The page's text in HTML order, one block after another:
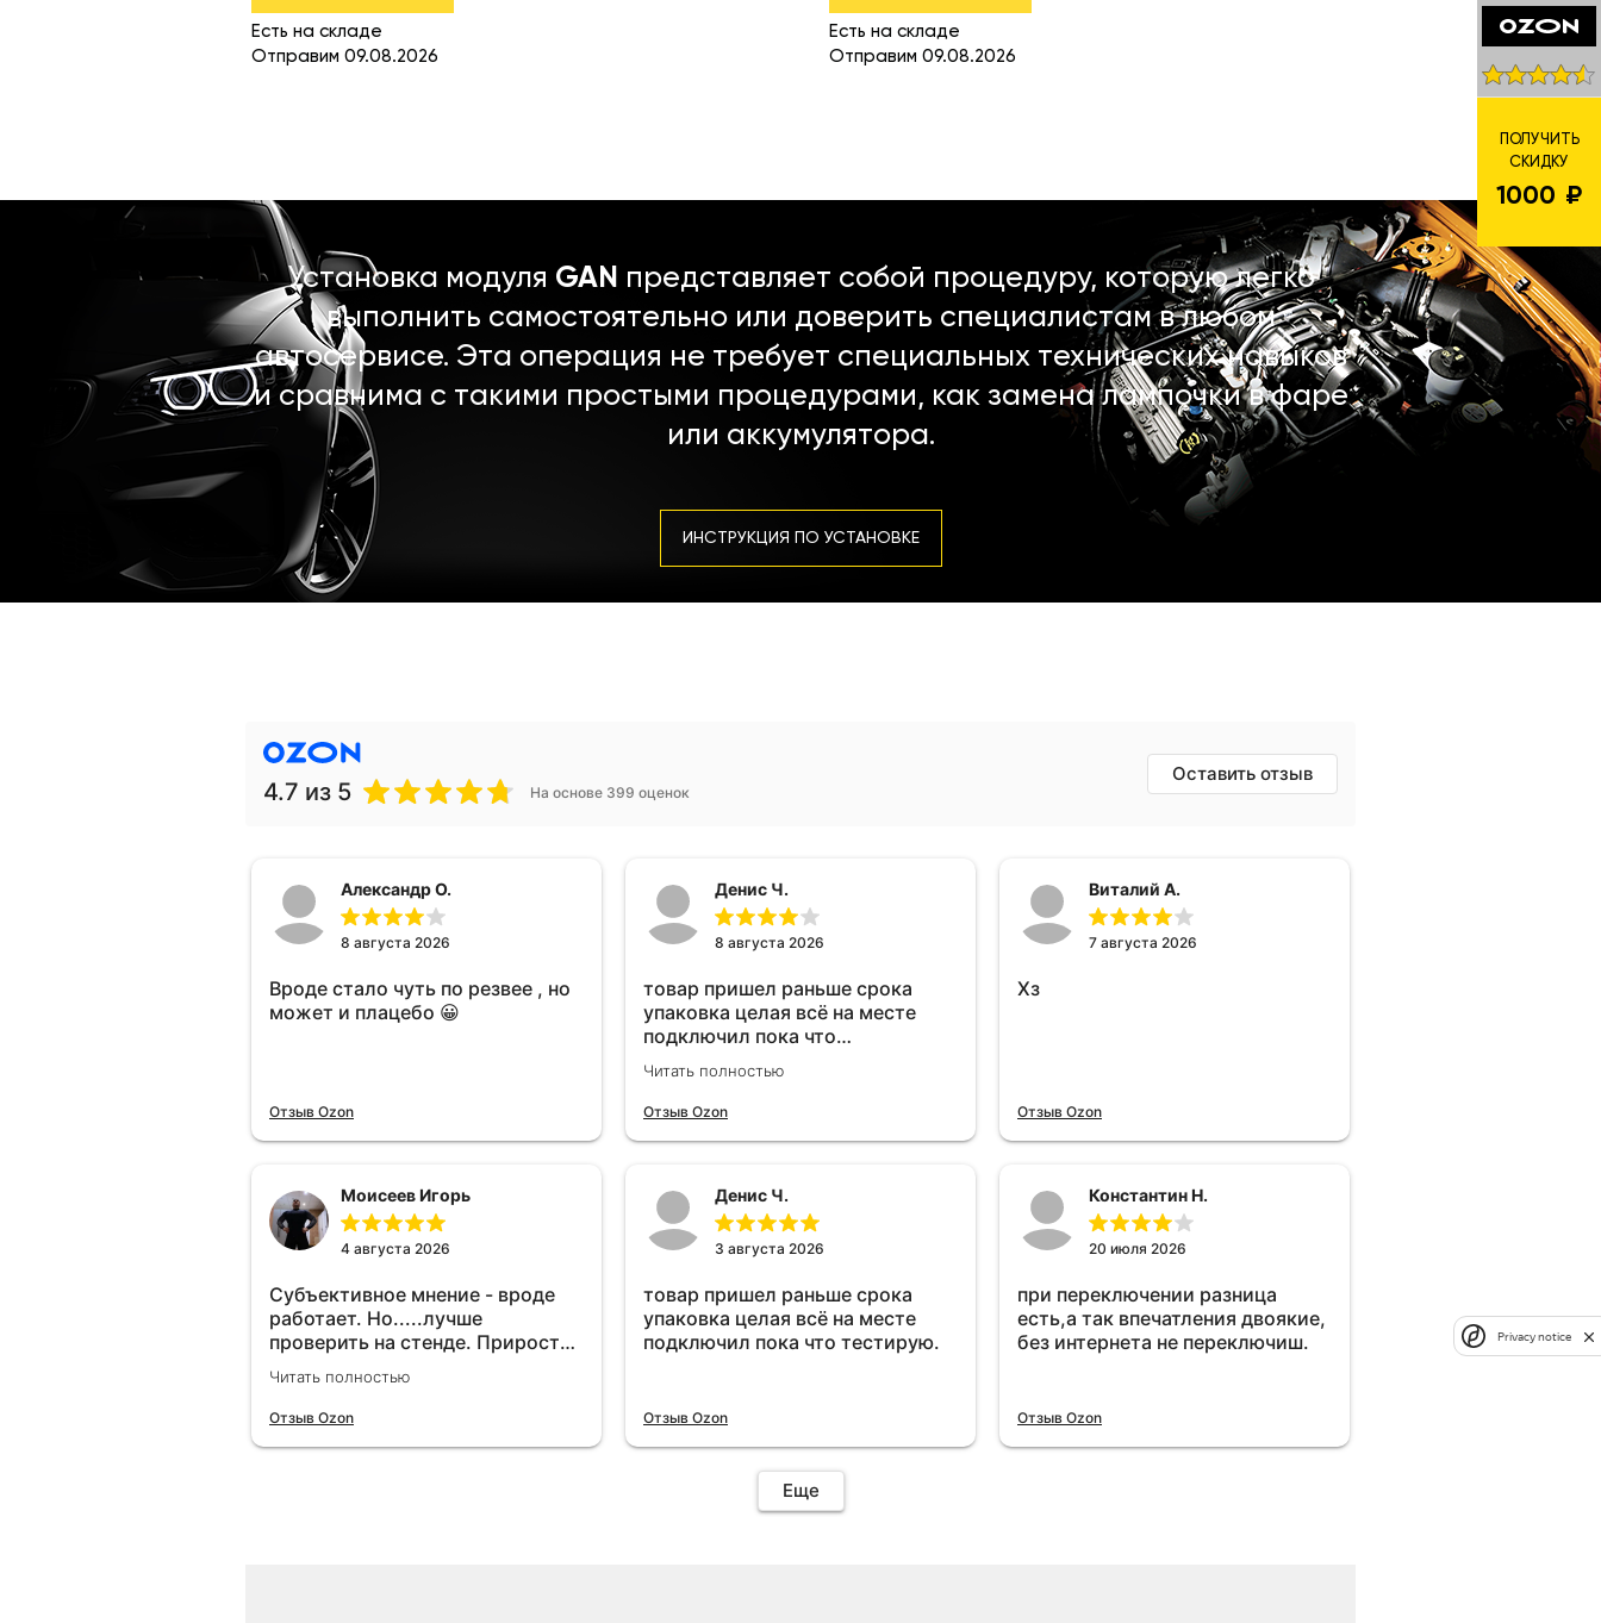
Есть на складе
Отправим 09.08.2026
Есть на складе
Отправим 09.08.2026
Установка модуля GAN представляет собой процедуру, которую легко
выполнить самостоятельно или доверить специалистам в любом
автосервисе. Эта операция не требует специальных технических навыков
и сравнима с такими простыми процедурами, как замена лампочки в фаре
или аккумулятора.
ИНСТРУКЦИЯ ПО УСТАНОВКЕ
4.7 из 5 На основе 399 оценок
Оставить отзыв
Александр О.
8 августа 2026
Вроде стало чуть по резвее , но
может и плацебо 😀
Отзыв Ozon
Денис Ч.
8 августа 2026
товар пришел раньше срока
упаковка целая всё на месте
подключил пока что
тестирую.проработал месяц и
всё перестал работать
прибавился расход топлива ,
Читать полностью
Отзыв Ozon
Виталий А.
7 августа 2026
Хз
Отзыв Ozon
Моисеев Игорь
4 августа 2026
Субъективное мнение - вроде
работает. Но.....лучше
проверить на стенде. Прирост
10-12% "на глаз" уловить очень
сложно. Покатаюсь, потом
отключу и посмотрю, что будет
Читать полностью
Отзыв Ozon
Денис Ч.
3 августа 2026
товар пришел раньше срока
упаковка целая всё на месте
подключил пока что тестирую.
Отзыв Ozon
Константин Н.
20 июля 2026
при переключении разница
есть,а так впечатления двоякие,
без интернета не переключиш.
Отзыв Ozon
Еще
ПОЛУЧИТЬ
СКИДКУ
1000
Privacy notice